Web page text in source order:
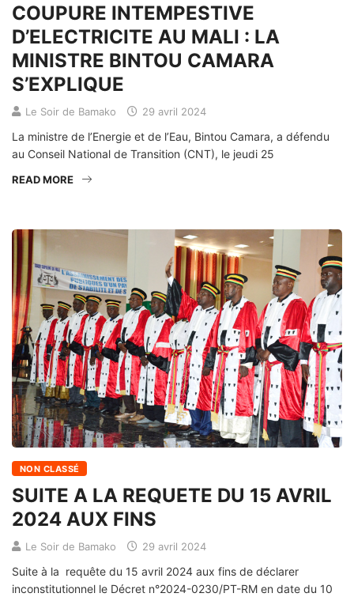
COUPURE INTEMPESTIVE
D’ELECTRICITE AU MALI : LA
MINISTRE BINTOU CAMARA
S’EXPLIQUE
Le Soir de Bamako 29 avril 2024
La ministre de l’Energie et de l’Eau, Bintou Camara, a défendu
au Conseil National de Transition (CNT), le jeudi 25
READ MORE
NON CLASSÉ
SUITE A LA REQUETE DU 15 AVRIL
2024 AUX FINS
Le Soir de Bamako 29 avril 2024
Suite à la requête du 15 avril 2024 aux fins de déclarer
inconstitutionnel le Décret n°2024-0230/PT-RM en date du 10